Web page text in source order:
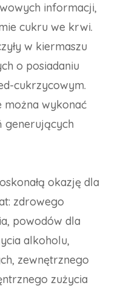
informacji,
cukru we krwi.
w kiermaszu
o posiadaniu
cukrzycowym.
można wykonać
generujących
okazję dla
zdrowego
powodów dla
alkoholu,
zewnętrznego
zużycia